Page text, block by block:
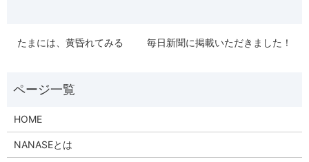
たまには、黄昏れてみる 毎日新聞に掲載いただきました！
HOME
NANASEとは